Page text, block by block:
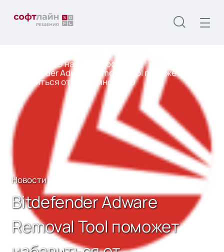
О нас Новости
Bitdefender Adware Removal Tool поможет
избавиться от рекламного ПО
Новости
Bitdefender Adware
Removal Tool поможет